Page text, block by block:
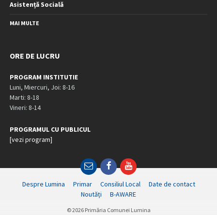
Asistență Socială
MAI MULTE
ORE DE LUCRU
PROGRAM INSTITUTIE
Luni, Miercuri, Joi: 8-16
Marti: 8-18
Vineri: 8-14
PROGRAMUL CU PUBLICUL
[vezi program]
EmailFacebookYouTube
Despre Lumina Primar Consiliul Local
Date de contact
Noutăți
B-AWARE
© 2026 Primăria Comunei Lumina